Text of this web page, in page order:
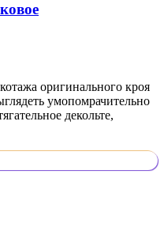
оригинального кроя
умопомрачительно
декольте,